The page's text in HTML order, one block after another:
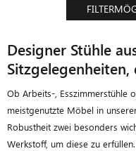
Designer Stühle
Sitzgelegenheiten,
Ob Arbeits-, Esszimmerstühle
meistgenutzte Möbel in
Robustheit zwei besonders
Werkstoff, um diese zu erfüllen.